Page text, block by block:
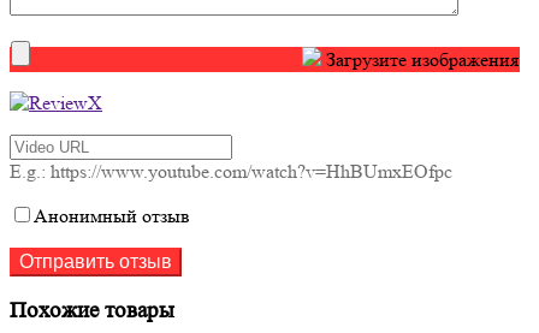
Загрузите изображения
E.g.: https://www.youtube.com/watch?v=HhBUmxEOfpc
Анонимный отзыв
Похожие товары